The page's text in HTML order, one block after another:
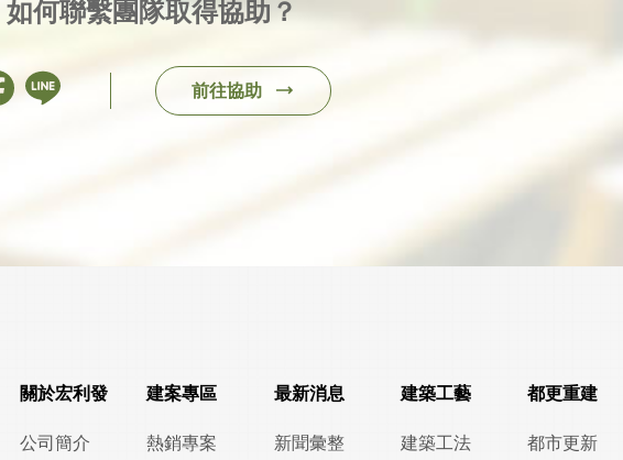
如何聯繫團隊取得協助？
前往協助
關於宏利發
公司簡介
建案專區
熱銷專案
最新消息
新聞彙整
建築工藝
建築工法
都更重建
都市更新